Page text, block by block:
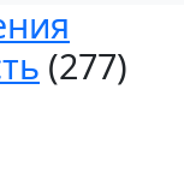
(277)